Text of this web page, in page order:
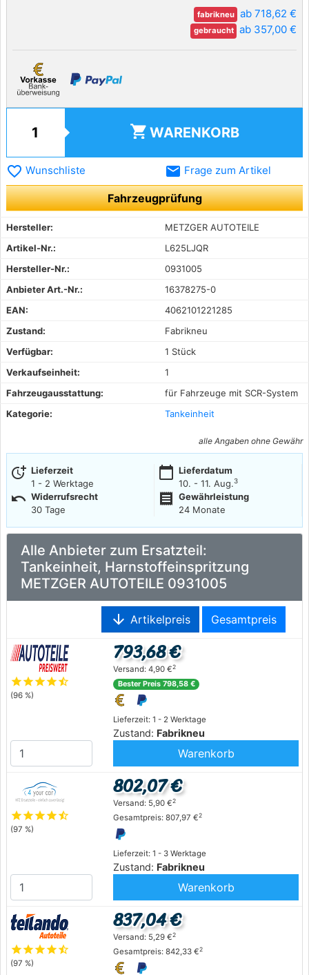
fabrikneu ab 718,62 €
gebraucht ab 357,00 €
shopping_cart WARENKORB
favorite_border Wunschliste email Frage zum Artikel
Fahrzeugprüfung
Hersteller:
METZGER AUTOTEILE
Artikel-Nr.:
L625LJQR
Hersteller-Nr.:
0931005
Anbieter Art.-Nr.:
16378275-0
EAN:
4062101221285
Zustand:
Fabrikneu
Verfügbar:
1 Stück
Verkaufseinheit:
1
Fahrzeugausstattung:
für Fahrzeuge mit SCR-System
Kategorie:
Tankeinheit
alle Angaben ohne Gewähr
more_time Lieferzeit
1 - 2 Werktage
calendar_today Lieferdatum
10. - 11. Aug.3
undo Widerrufsrecht
30 Tage
receipt
Gewährleistung
24 Monate
Alle Anbieter zum Ersatzteil:
Tankeinheit, Harnstoffeinspritzung
METZGER AUTOTEILE 0931005
arrow_downward Artikelpreis Gesamtpreis
starstarstarstarstar_half
(96 %)
Lieferzeit: 1 - 2 Werktage
Zustand: Fabrikneu
793,68 €
Versand: 4,90 €2
Bester Preis 798,58 €
Warenkorb
starstarstarstarstar_half
(97 %)
Lieferzeit: 1 - 3 Werktage
Zustand: Fabrikneu
802,07 €
Versand: 5,90 €2
Gesamtpreis: 807,97 €2
Warenkorb
starstarstarstarstar_half
(97 %)
837,04 €
Versand: 5,29 €2
Gesamtpreis: 842,33 €2